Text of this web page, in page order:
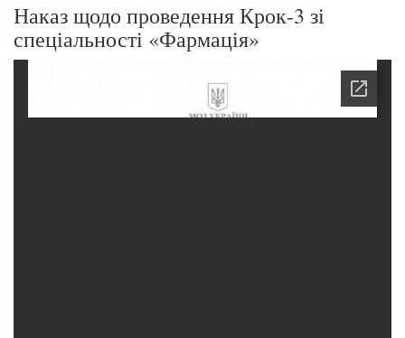
Наказ щодо проведення Крок-3 зі
спеціальності «Фармація»